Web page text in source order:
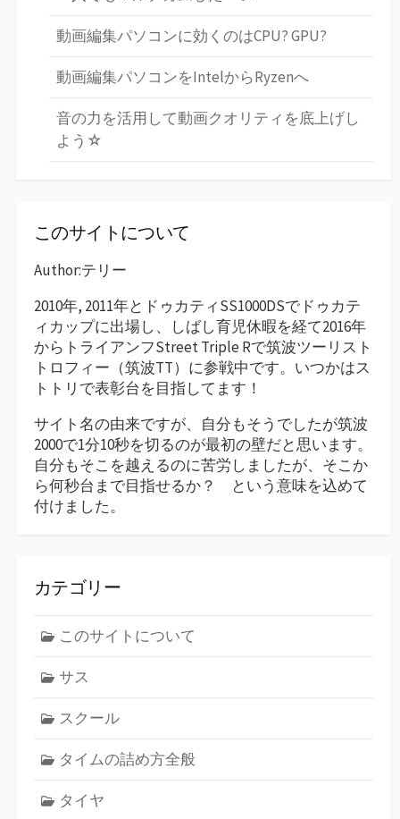
動画編集パソコンに効くのはCPU? GPU?
動画編集パソコンをIntelからRyzenへ
音の力を活用して動画クオリティを底上げし
よう☆
このサイトについて
Author:テリー
2010年, 2011年とドゥカティSS1000DSでドゥカテ
ィカップに出場し、しばし育児休暇を経て2016年
からトライアンフStreet Triple Rで筑波ツーリスト
トロフィー（筑波TT）に参戦中です。いつかはス
トトリで表彰台を目指してます！
サイト名の由来ですが、自分もそうでしたが筑波
2000で1分10秒を切るのが最初の壁だと思います。
自分もそこを越えるのに苦労しましたが、そこか
ら何秒台まで目指せるか？ という意味を込めて
付けました。
カテゴリー
このサイトについて
サス
スクール
タイムの詰め方全般
タイヤ